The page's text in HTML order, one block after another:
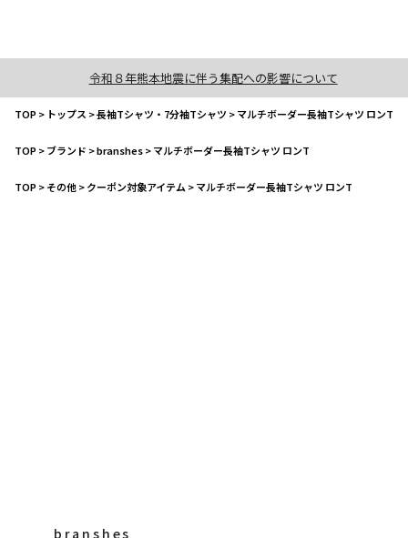
令和８年熊本地震に伴う集配への影響について
TOP> トップス >長袖Tシャツ・7分袖Tシャツ >マルチボーダー長袖Tシャツ ロンT
TOP>ブランド >branshes>マルチボーダー長袖Tシャツ ロンT
TOP>その他>クーポン対象アイテム >マルチボーダー長袖Tシャツ ロンT
branshes